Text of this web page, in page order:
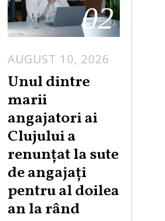
02
AUGUST 10, 2026
Unul dintre
marii
angajatori ai
Clujului a
renunțat la sute
de angajați
pentru al doilea
an la rând